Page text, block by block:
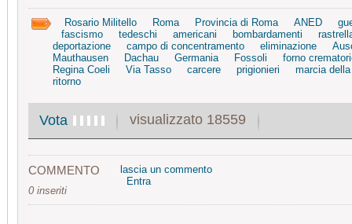
Rosario Militello Roma Provincia di Roma ANED
fascismo
tedeschi americani bombardamenti
deportazione
campo di concentramento eliminazione
Mauthausen
Dachau Germania Fossoli
forno
Regina Coeli
Via Tasso carcere prigionieri
marcia
ritorno
Vota visualizzato 18559
COMMENTO
0 inseriti
lascia un commento
Entra